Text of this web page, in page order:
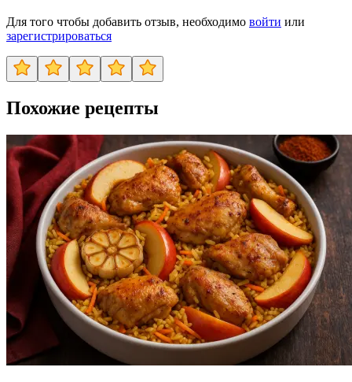
Для того чтобы добавить отзыв, необходимо войти или
зарегистрироваться
Похожие рецепты